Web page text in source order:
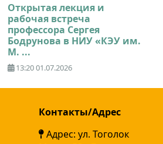
Открытая лекция и
рабочая встреча
профессора Сергея
Бодрунова в НИУ «КЭУ им.
М. ...
13:20 01.07.2026
Контакты/Адрес
Адрес: ул. Тоголок